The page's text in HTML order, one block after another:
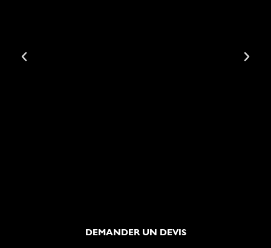
DEMANDER UN DEVIS